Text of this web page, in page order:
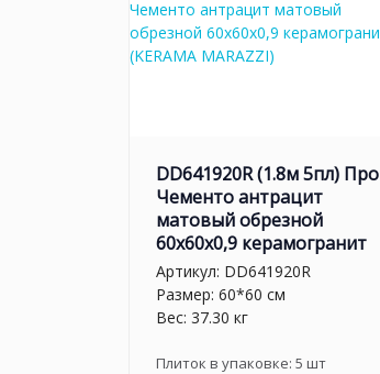
DD641920R (1.8м 5пл) Про
Чементо антрацит
матовый обрезной
60x60x0,9 керамогранит
Артикул: DD641920R
Размер: 60*60 см
Вес: 37.30 кг
Плиток в упаковке: 5 шт